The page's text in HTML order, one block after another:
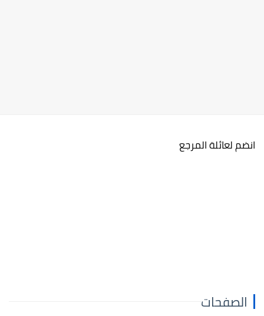
انضم لعائلة المرجع
الصفحات